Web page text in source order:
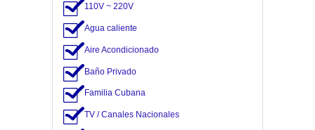
110V ~ 220V
Agua caliente
Aire Acondicionado
Baño Privado
Familia Cubana
TV / Canales Nacionales